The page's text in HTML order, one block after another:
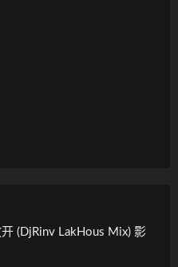
(DjRinv LakHous Mix) 影